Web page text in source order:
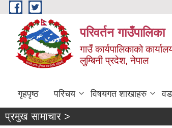
Skip to main content
परिवर्तन गाउँपालिका
गाउँ कार्यपालिकाको
लुम्बिनी प्रदेश, नेपाल
गृहपृष्ठ परिचय विषयगत शाखाहरु
प्रमुख सामाचार >